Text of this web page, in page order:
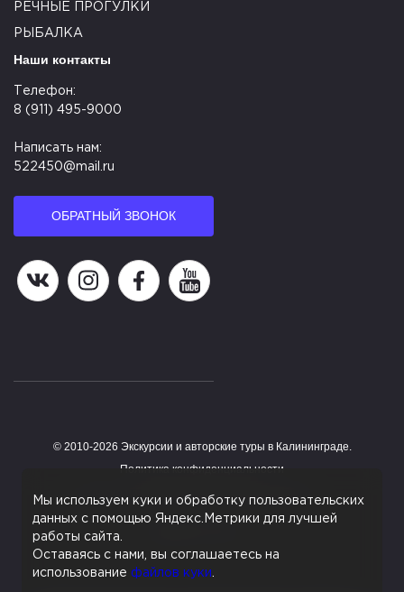
РЕЧНЫЕ ПРОГУЛКИ
РЫБАЛКА
Наши контакты
Телефон:
8 (911) 495-9000
Написать нам:
522450@mail.ru
ОБРАТНЫЙ ЗВОНОК
Наша группа в ВК
Наша страница в Instagram
Наша группа в Facebook
Наш канал на YouTube
© 2010-2026 Экскурсии и авторские туры в Калининграде.
Политика конфиденциальности
Согласие на обработку персональных данных
Работает на HostCMS
Мы используем куки и обработку пользовательских
данных с помощью Яндекс.Метрики для лучшей
работы сайта.
Оставаясь с нами, вы соглашаетесь на
использование файлов куки